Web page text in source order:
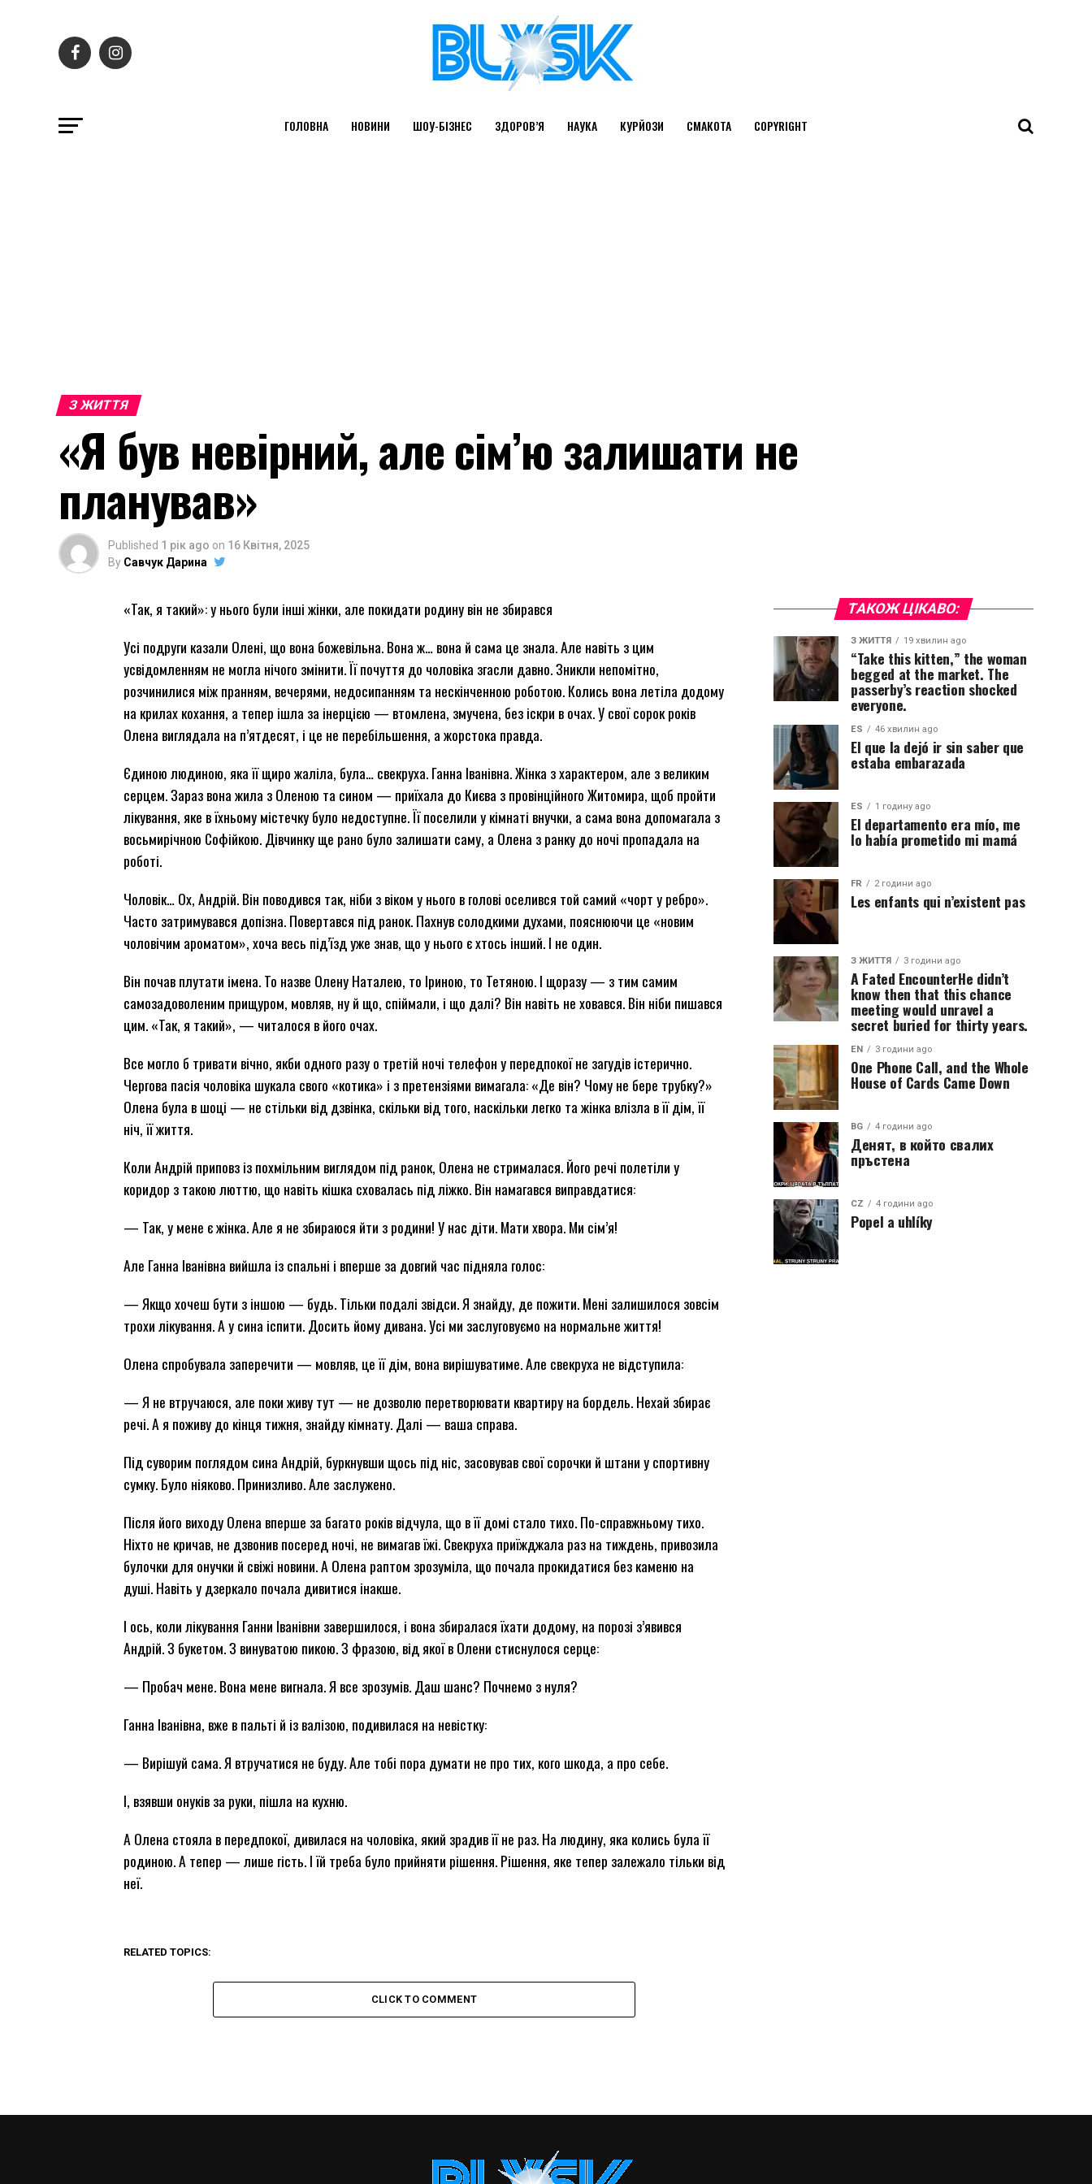
ГОЛОВНА НОВИНИ ШОУ-БІЗНЕС ЗДОРОВ’Я НАУКА КУРЙОЗИ СМАКОТА COPYRIGHT
З ЖИТТЯ
«Я був невірний, але сім’ю залишати не
планував»
Published 1 рік ago on 16 Квітня, 2025
By Савчук Дарина
«Так, я такий»: у нього були інші жінки, але покидати родину він не збирався
Усі подруги казали Олені, що вона божевільна. Вона ж… вона й сама це знала. Але навіть з цим
усвідомленням не могла нічого змінити. Її почуття до чоловіка згасли давно. Зникли непомітно,
розчинилися між пранням, вечерями, недосипанням та нескінченною роботою. Колись вона летіла додому
на крилах кохання, а тепер ішла за інерцією — втомлена, змучена, без іскри в очах. У свої сорок років
Олена виглядала на п’ятдесят, і це не перебільшення, а жорстока правда.
Єдиною людиною, яка її щиро жаліла, була… свекруха. Ганна Іванівна. Жінка з характером, але з великим
серцем. Зараз вона жила з Оленою та сином — приїхала до Києва з провінційного Житомира, щоб пройти
лікування, яке в їхньому містечку було недоступне. Її поселили у кімнаті внучки, а сама вона допомагала з
восьмирічною Софійкою. Дівчинку ще рано було залишати саму, а Олена з ранку до ночі пропадала на
роботі.
Чоловік… Ох, Андрій. Він поводився так, ніби з віком у нього в голові оселився той самий «чорт у ребро».
Часто затримувався допізна. Повертався під ранок. Пахнув солодкими духами, пояснюючи це «новим
чоловічим ароматом», хоча весь під’їзд уже знав, що у нього є хтось інший. І не один.
Він почав плутати імена. То назве Олену Наталею, то Іриною, то Тетяною. І щоразу — з тим самим
самозадоволеним прищуром, мовляв, ну й що, спіймали, і що далі? Він навіть не ховався. Він ніби пишався
цим. «Так, я такий», — читалося в його очах.
Все могло б тривати вічно, якби одного разу о третій ночі телефон у передпокої не загудів істерично.
Чергова пасія чоловіка шукала свого «котика» і з претензіями вимагала: «Де він? Чому не бере трубку?»
Олена була в шоці — не стільки від дзвінка, скільки від того, наскільки легко та жінка влізла в її дім, її
ніч, її життя.
Коли Андрій приповз із похмільним виглядом під ранок, Олена не стрималася. Його речі полетіли у
коридор з такою люттю, що навіть кішка сховалась під ліжко. Він намагався виправдатися:
— Так, у мене є жінка. Але я не збираюся йти з родини! У нас діти. Мати хвора. Ми сім’я!
Але Ганна Іванівна вийшла із спальні і вперше за довгий час підняла голос:
— Якщо хочеш бути з іншою — будь. Тільки подалі звідси. Я знайду, де пожити. Мені залишилося зовсім
трохи лікування. А у сина іспити. Досить йому дивана. Усі ми заслуговуємо на нормальне життя!
Олена спробувала заперечити — мовляв, це її дім, вона вирішуватиме. Але свекруха не відступила:
— Я не втручаюся, але поки живу тут — не дозволю перетворювати квартиру на бордель. Нехай збирає
речі. А я поживу до кінця тижня, знайду кімнату. Далі — ваша справа.
Під суворим поглядом сина Андрій, буркнувши щось під ніс, засовував свої сорочки й штани у спортивну
сумку. Було ніяково. Принизливо. Але заслужено.
Після його виходу Олена вперше за багато років відчула, що в її домі стало тихо. По-справжньому тихо.
Ніхто не кричав, не дзвонив посеред ночі, не вимагав їжі. Свекруха приїжджала раз на тиждень, привозила
булочки для онучки й свіжі новини. А Олена раптом зрозуміла, що почала прокидатися без каменю на
душі. Навіть у дзеркало почала дивитися інакше.
І ось, коли лікування Ганни Іванівни завершилося, і вона збиралася їхати додому, на порозі з’явився
Андрій. З букетом. З винуватою пикою. З фразою, від якої в Олени стиснулося серце:
— Пробач мене. Вона мене вигнала. Я все зрозумів. Даш шанс? Почнемо з нуля?
Ганна Іванівна, вже в пальті й із валізою, подивилася на невістку:
— Вирішуй сама. Я втручатися не буду. Але тобі пора думати не про тих, кого шкода, а про себе.
І, взявши онуків за руки, пішла на кухню.
А Олена стояла в передпокої, дивилася на чоловіка, який зрадив її не раз. На людину, яка колись була її
родиною. А тепер — лише гість. І їй треба було прийняти рішення. Рішення, яке тепер залежало тільки від
неї.
RELATED TOPICS:
CLICK TO COMMENT
ТАКОЖ ЦІКАВО:
З ЖИТТЯ 19 хвилин ago
“Take this kitten,” the woman
begged at the market. The
passerby’s reaction shocked
everyone.
ES 46 хвилин ago
El que la dejó ir sin saber que
estaba embarazada
ES 1 годину ago
El departamento era mío, me
lo había prometido mi mamá
FR 2 години ago
Les enfants qui n’existent pas
З ЖИТТЯ 3 години ago
A Fated EncounterHe didn’t
know then that this chance
meeting would unravel a
secret buried for thirty years.
EN 3 години ago
One Phone Call, and the Whole
House of Cards Came Down
BG 4 години ago
Денят, в който свалих
пръстена
CZ 4 години ago
Popel a uhlíky